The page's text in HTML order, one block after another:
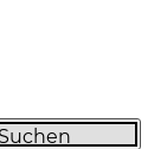
Suchen